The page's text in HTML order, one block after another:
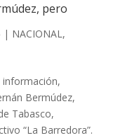
pero
| NACIONAL,
información,
Bermúdez,
Tabasco,
“La Barredora”.